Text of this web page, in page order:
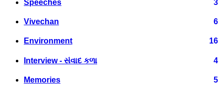
Speeches 3
Vivechan 6
Environment 16
Interview - સંવાદ કળા 4
Memories 5